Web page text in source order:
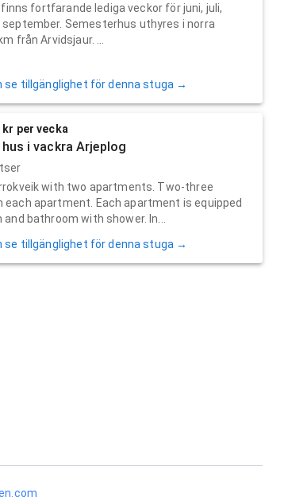
finns fortfarande lediga veckor för juni, juli,
Semesterhus uthyres i norra
från Arvidsjaur. ...
se tillgänglighet för denna stuga →
kr per vecka
i vackra Arjeplog
with two apartments. Two-three
each apartment. Each apartment is equipped
bathroom with shower. In...
se tillgänglighet för denna stuga →